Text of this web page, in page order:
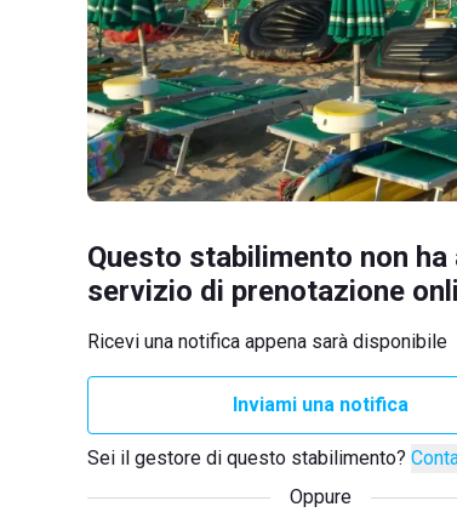
Questo stabilimento non ha
servizio di prenotazione
Ricevi una notifica appena sarà disponibile
Inviami una notifica
Sei il gestore di questo stabilimento?
Oppure